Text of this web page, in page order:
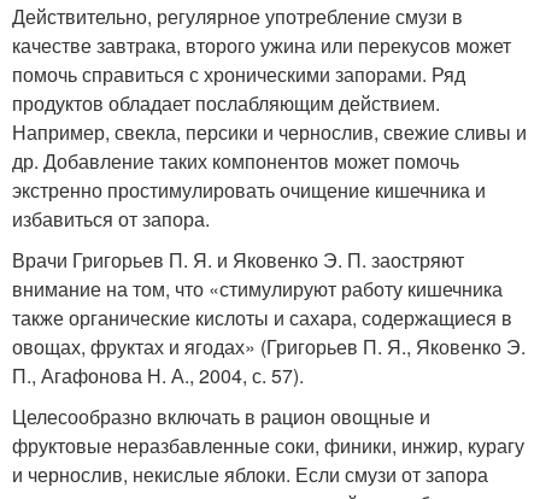
Действительно, регулярное употребление смузи в
качестве завтрака, второго ужина или перекусов может
помочь справиться с хроническими запорами. Ряд
продуктов обладает послабляющим действием.
Например, свекла, персики и чернослив, свежие сливы и
др. Добавление таких компонентов может помочь
экстренно простимулировать очищение кишечника и
избавиться от запора.
Врачи Григорьев П. Я. и Яковенко Э. П. заостряют
внимание на том, что «стимулируют работу кишечника
также органические кислоты и сахара, содержащиеся в
овощах, фруктах и ягодах» (Григорьев П. Я., Яковенко Э.
П., Агафонова Н. А., 2004, с. 57).
Целесообразно включать в рацион овощные и
фруктовые неразбавленные соки, финики, инжир, курагу
и чернослив, некислые яблоки. Если смузи от запора